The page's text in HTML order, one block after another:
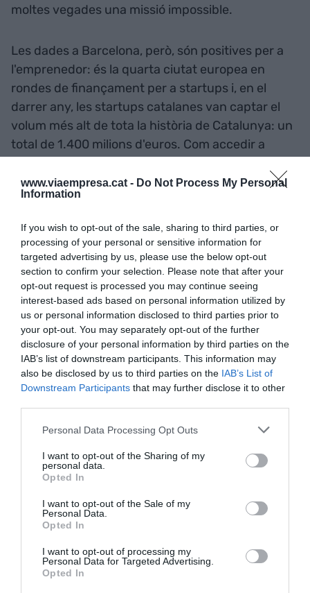
www.viaempresa.cat - Do Not Process My Personal
Information
If you wish to opt-out of the sale, sharing to third parties, or
processing of your personal or sensitive information for
targeted advertising by us, please use the below opt-out
section to confirm your selection. Please note that after your
opt-out request is processed you may continue seeing
interest-based ads based on personal information utilized by
us or personal information disclosed to third parties prior to
your opt-out. You may separately opt-out of the further
disclosure of your personal information by third parties on the
IAB’s list of downstream participants. This information may
also be disclosed by us to third parties on the IAB’s List of
Downstream Participants that may further disclose it to other
Personal Data Processing Opt Outs
I want to opt-out of the Sharing of my
personal data.
Opted In
I want to opt-out of the Sale of my
Personal Data.
Opted In
I want to opt-out of processing my
Personal Data for Targeted Advertising.
Opted In
moltes vegades una missió impossible.
Les dades a Barcelona, però, són positives per a
l'emprenedor: és la quarta ciutat europea en
rondes de finançament per a startups i, en el
darrer any, les startups catalanes van captar el
volum més alt de tota la història de Catalunya: un
total de 1.400 milions d'euros. Com accedir a
tenir preparada?
Garcia (ToGrowfy): "Si no
inverteix la teva mare, qui ho
farà?"
Entre els tipus de finançament més comuns,
Garcia destaca el primer al qual acudeixen la
majoria d'emprenedors: les 3 F (family, friends
and fools), "la via més habitual", indica. I afegeix:
"Si no inverteix la teva mare, qui ho farà?". També
destaca el finançament clàssic, el bancari: els
bancs tenen diferents línies per a emprenedors,
encara que costa més en fases més inicials,
"perquè entenen menys el risc".
A més, hi ha ajuts públics a diferents escales i, per
descomptat, les rondes d'inversió, que tenen mil
maneres diferents d'estructurar-se. Per això, és
important adaptar-se a cada perfil de finançador